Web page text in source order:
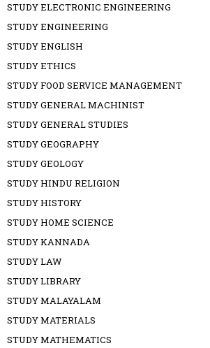
STUDY ELECTRONIC ENGINEERING
STUDY ENGINEERING
STUDY ENGLISH
STUDY ETHICS
STUDY FOOD SERVICE MANAGEMENT
STUDY GENERAL MACHINIST
STUDY GENERAL STUDIES
STUDY GEOGRAPHY
STUDY GEOLOGY
STUDY HINDU RELIGION
STUDY HISTORY
STUDY HOME SCIENCE
STUDY KANNADA
STUDY LAW
STUDY LIBRARY
STUDY MALAYALAM
STUDY MATERIALS
STUDY MATHEMATICS